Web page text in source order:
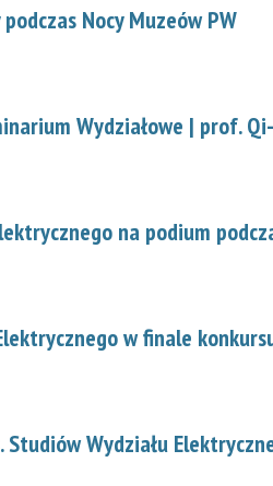
Nocy Muzeów PW
Wydziałowe | prof.
na podium
w finale
Studiów Wydziału